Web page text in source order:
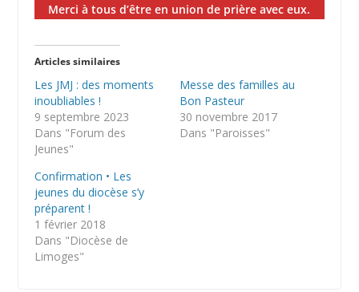
Merci à tous d’être en union de prière avec eux.
Articles similaires
Les JMJ : des moments
inoubliables !
9 septembre 2023
Dans "Forum des
Jeunes"
Messe des familles au
Bon Pasteur
30 novembre 2017
Dans "Paroisses"
Confirmation • Les
jeunes du diocèse s’y
préparent !
1 février 2018
Dans "Diocèse de
Limoges"